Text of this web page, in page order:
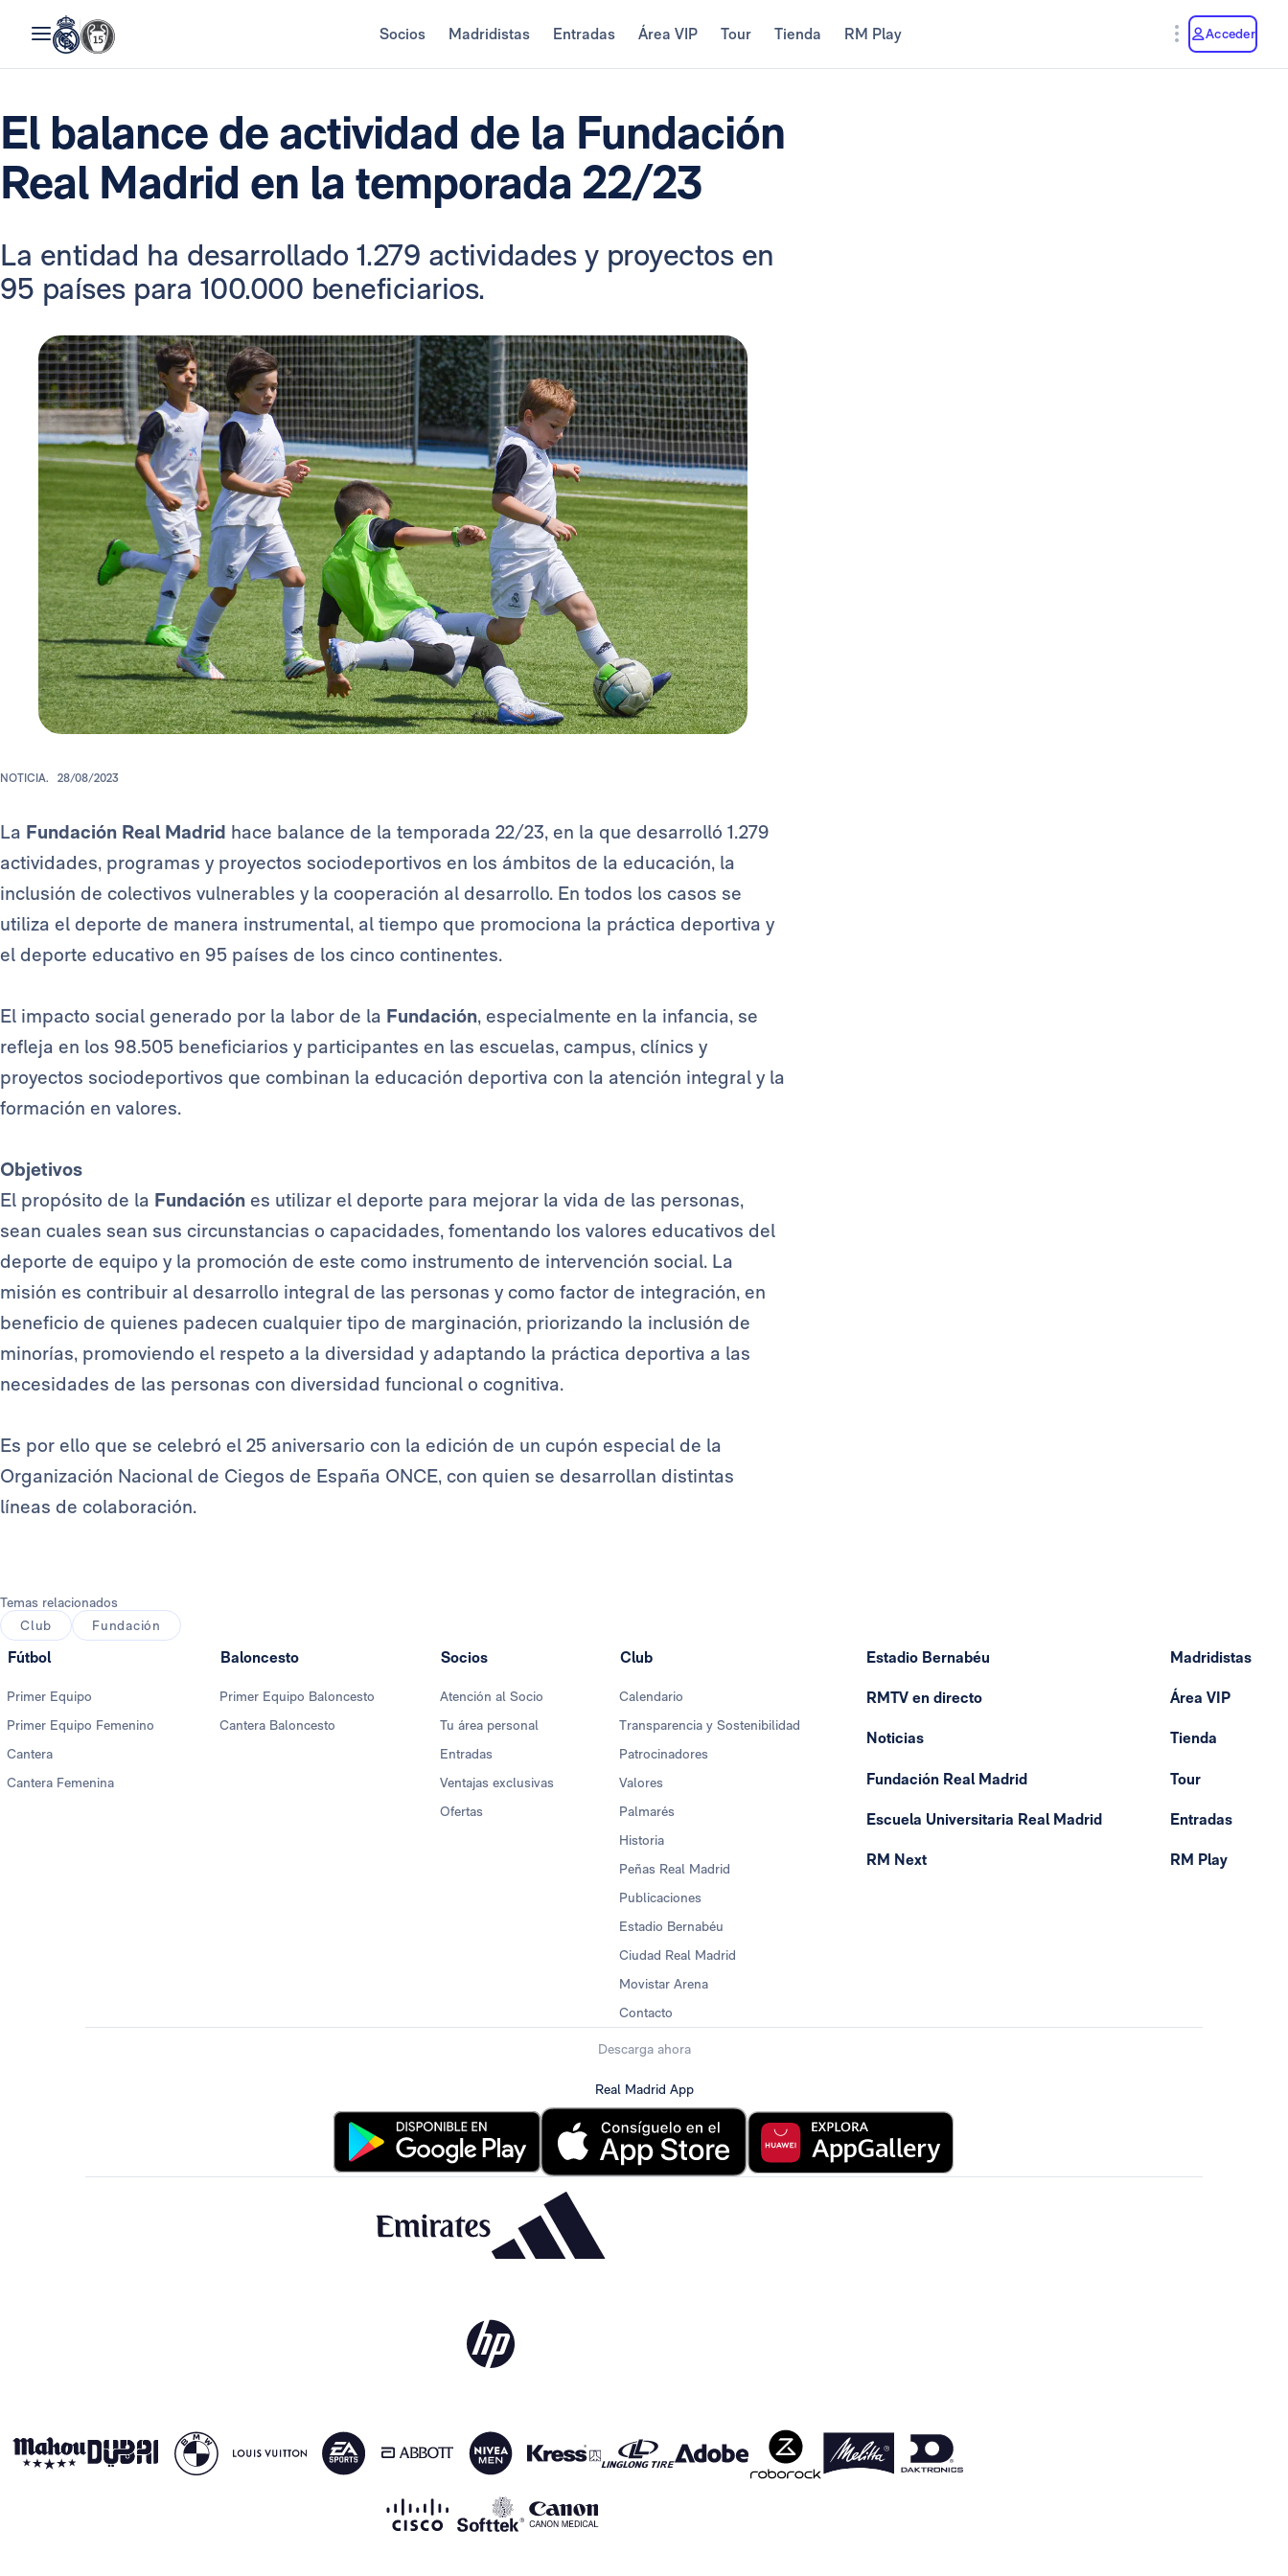
Socios Madridistas Entradas Área VIP Tour Tienda RM Play Acceder
El balance de actividad de la Fundación
Real Madrid en la temporada 22/23
La entidad ha desarrollado 1.279 actividades y proyectos en
95 países para 100.000 beneficiarios.
NOTICIA. 28/08/2023
La Fundación Real Madrid hace balance de la temporada 22/23, en la que desarrolló 1.279
actividades, programas y proyectos sociodeportivos en los ámbitos de la educación, la
inclusión de colectivos vulnerables y la cooperación al desarrollo. En todos los casos se
utiliza el deporte de manera instrumental, al tiempo que promociona la práctica deportiva y
el deporte educativo en 95 países de los cinco continentes.
El impacto social generado por la labor de la Fundación, especialmente en la infancia, se
refleja en los 98.505 beneficiarios y participantes en las escuelas, campus, clínics y
proyectos sociodeportivos que combinan la educación deportiva con la atención integral y la
formación en valores.
Objetivos
El propósito de la Fundación es utilizar el deporte para mejorar la vida de las personas,
sean cuales sean sus circunstancias o capacidades, fomentando los valores educativos del
deporte de equipo y la promoción de este como instrumento de intervención social. La
misión es contribuir al desarrollo integral de las personas y como factor de integración, en
beneficio de quienes padecen cualquier tipo de marginación, priorizando la inclusión de
minorías, promoviendo el respeto a la diversidad y adaptando la práctica deportiva a las
necesidades de las personas con diversidad funcional o cognitiva.
Es por ello que se celebró el 25 aniversario con la edición de un cupón especial de la
Organización Nacional de Ciegos de España ONCE, con quien se desarrollan distintas
líneas de colaboración.
Temas relacionados
Club
Fundación
Fútbol
Primer Equipo
Primer Equipo Femenino
Cantera
Cantera Femenina
Baloncesto
Primer Equipo Baloncesto
Cantera Baloncesto
Socios
Atención al Socio
Tu área personal
Entradas
Ventajas exclusivas
Ofertas
Club
Calendario
Transparencia y Sostenibilidad
Patrocinadores
Valores
Palmarés
Historia
Peñas Real Madrid
Publicaciones
Estadio Bernabéu
Ciudad Real Madrid
Movistar Arena
Contacto
Estadio Bernabéu
RMTV en directo
Noticias
Fundación Real Madrid
Escuela Universitaria Real Madrid
RM Next
Madridistas
Área VIP
Tienda
Tour
Entradas
RM Play
Descarga ahora
Real Madrid App